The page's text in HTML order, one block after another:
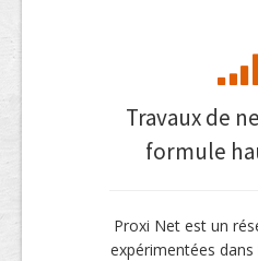
Travaux de
formule
Proxi Net est un
expérimentées